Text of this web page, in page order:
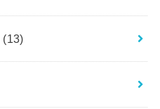
(13)